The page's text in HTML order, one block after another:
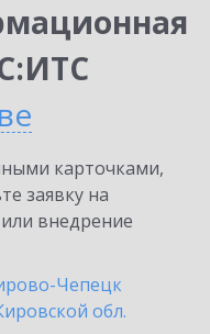
карточками,
заявку на
внедрение
Чепецк
обл.